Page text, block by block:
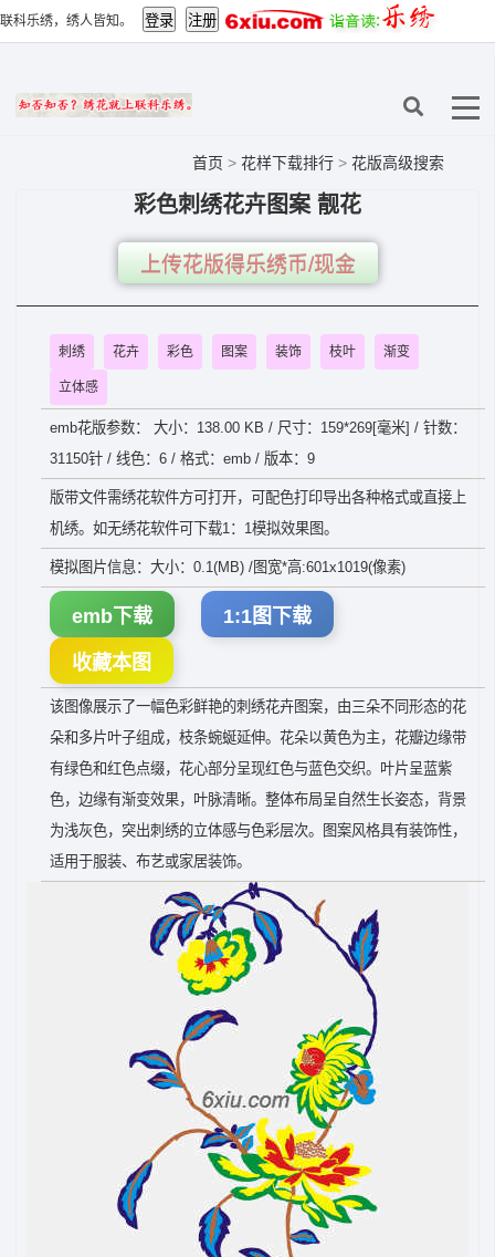
联科乐绣，绣人皆知。
首页 > 花样下载排行 > 花版高级搜索
彩色刺绣花卉图案 靓花
上传花版得乐绣币/现金
刺绣 花卉 彩色 图案 装饰 枝叶 渐变
立体感
emb花版参数： 大小：138.00 KB / 尺寸：159*269[毫米] / 针数：
31150针 / 线色：6 / 格式：emb / 版本：9
版带文件需绣花软件方可打开，可配色打印导出各种格式或直接上
机绣。如无绣花软件可下载1：1模拟效果图。
模拟图片信息：大小：0.1(MB) /图宽*高:601x1019(像素)
emb下载 1:1图下载
收藏本图
该图像展示了一幅色彩鲜艳的刺绣花卉图案，由三朵不同形态的花
朵和多片叶子组成，枝条蜿蜒延伸。花朵以黄色为主，花瓣边缘带
有绿色和红色点缀，花心部分呈现红色与蓝色交织。叶片呈蓝紫
色，边缘有渐变效果，叶脉清晰。整体布局呈自然生长姿态，背景
为浅灰色，突出刺绣的立体感与色彩层次。图案风格具有装饰性，
适用于服装、布艺或家居装饰。